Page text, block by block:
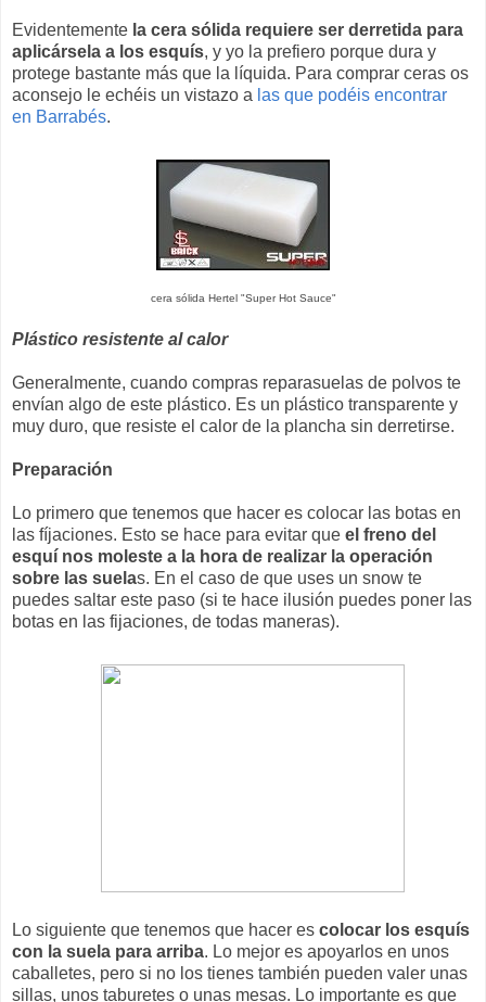
Evidentemente la cera sólida requiere ser derretida para
aplicársela a los esquís, y yo la prefiero porque dura y
protege bastante más que la líquida. Para comprar ceras os
aconsejo le echéis un vistazo a las que podéis encontrar
en Barrabés.
cera sólida Hertel "Super Hot Sauce"
Plástico resistente al calor
Generalmente, cuando compras reparasuelas de polvos te
envían algo de este plástico. Es un plástico transparente y
muy duro, que resiste el calor de la plancha sin derretirse.
Preparación
Lo primero que tenemos que hacer es colocar las botas en
las fíjaciones. Esto se hace para evitar que el freno del
esquí nos moleste a la hora de realizar la operación
sobre las suelas. En el caso de que uses un snow te
puedes saltar este paso (si te hace ilusión puedes poner las
botas en las fijaciones, de todas maneras).
Lo siguiente que tenemos que hacer es colocar los esquís
con la suela para arriba. Lo mejor es apoyarlos en unos
caballetes, pero si no los tienes también pueden valer unas
sillas, unos taburetes o unas mesas. Lo importante es que